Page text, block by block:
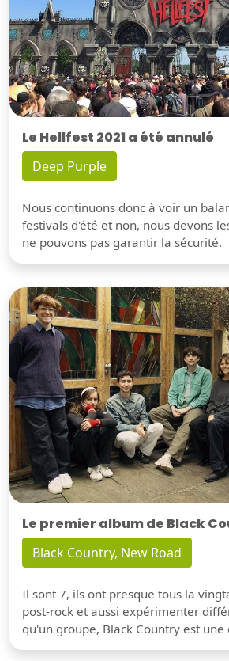
Le Hellfest 2021 a été annulé
Deep Purple
Nous continuons donc à voir un
festivals d'été et non, nous devons
ne pouvons pas garantir la sécurité.
Le premier album de Black
Black Country, New Road
Il sont 7, ils ont presque tous la
post-rock et aussi expérimenter
qu'un groupe, Black Country est